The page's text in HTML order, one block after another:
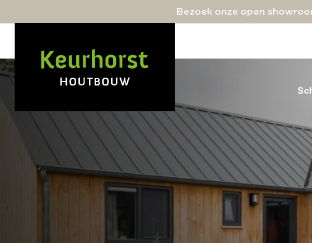
Bezoek onze open